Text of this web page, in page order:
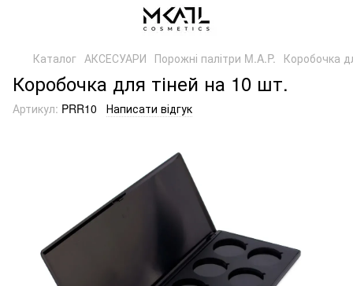
Каталог АКСЕСУАРИ Порожні палітри M.A.P. Коробочка
Коробочка для тіней на 10 шт.
Артикул: PRR10 Написати відгук